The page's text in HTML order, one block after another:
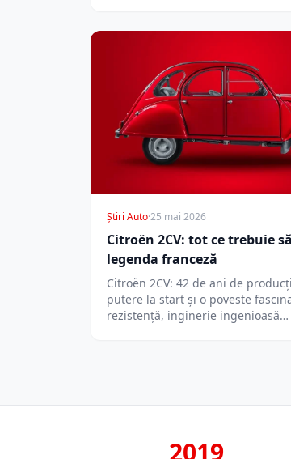
Știri Auto·25 mai 2026
Citroën 2CV: tot ce trebuie
legenda franceză
Citroën 2CV: 42 de ani de
putere la start și o poveste
rezistență, inginerie ingenioasă…
2019